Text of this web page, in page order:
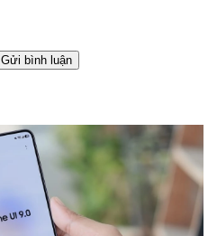
Gửi bình luận